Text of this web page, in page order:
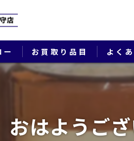
ー お買取り品目 よく
おはようご